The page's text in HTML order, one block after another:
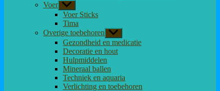
Voer Toon
submenu
Voer Sticks
Tima
Overige toebehoren Toon
submenu
Gezondheid en medicatie
Decoratie en hout
Hulpmiddelen
Mineraal ballen
Techniek en aquaria
Verlichting en toebehoren